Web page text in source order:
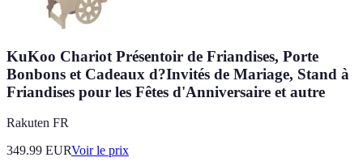
KuKoo Chariot Présentoir de Friandises, Porte
Bonbons et Cadeaux d?Invités de Mariage, Stand à
Friandises pour les Fêtes d'Anniversaire et autre
Rakuten FR
349.99 EURVoir le prix